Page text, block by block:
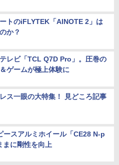
トのiFLYTEK「AINOTE 2」は
か？
レビ「TCL Q7D Pro」。圧巻の
ゲームが極上体験に
ス一眼の大特集！ 見どころ記事
ースアルミホイール「CE28 N-p
まに剛性を向上